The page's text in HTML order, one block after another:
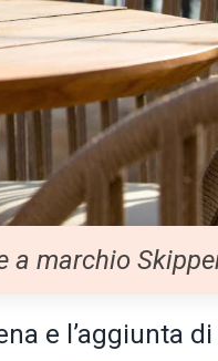
a marchio
e l’aggiunta di